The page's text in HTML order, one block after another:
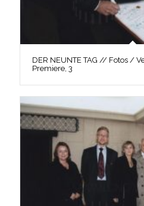
DER NEUNTE TAG // Fotos /
Premiere, 3